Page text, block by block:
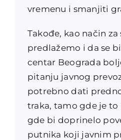
vremenu i smanjiti
Takođe, kao način
predlažemo i da se
centar Beograda
pitanju javnog
potrebno dati
traka, tamo gde je to
gde bi doprinelo
putnika koji javnim